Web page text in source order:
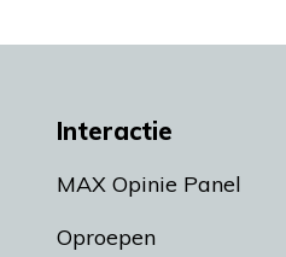
Interactie
MAX Opinie Panel
Oproepen